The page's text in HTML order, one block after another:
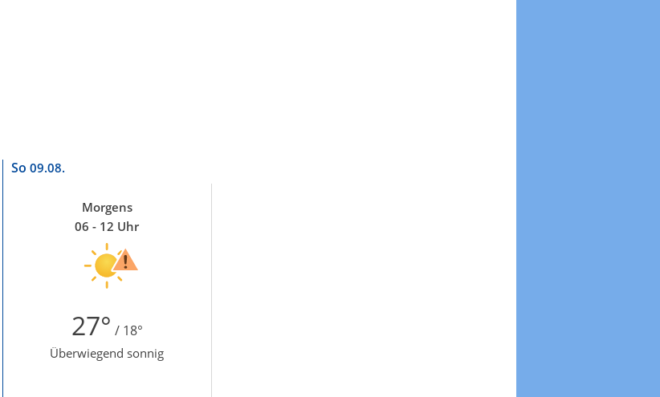
So 09.08.
Morgens
06 - 12 Uhr
27° / 18°
Überwiegend sonnig